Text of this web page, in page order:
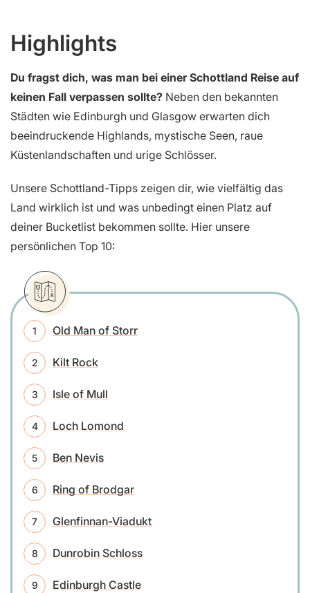
Highlights
Du fragst dich, was man bei einer Schottland Reise auf
keinen Fall verpassen sollte? Neben den bekannten
Städten wie Edinburgh und Glasgow erwarten dich
beeindruckende Highlands, mystische Seen, raue
Küstenlandschaften und urige Schlösser.
Unsere Schottland-Tipps zeigen dir, wie vielfältig das
Land wirklich ist und was unbedingt einen Platz auf
deiner Bucketlist bekommen sollte. Hier unsere
persönlichen Top 10:
Old Man of Storr
Kilt Rock
Isle of Mull
Loch Lomond
Ben Nevis
Ring of Brodgar
Glenfinnan-Viadukt
Dunrobin Schloss
Edinburgh Castle